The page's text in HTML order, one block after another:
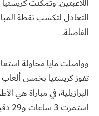
التعادل لتكسب نقطة
الفاصلة.
تفوز كريستيا بخمس ألعاب
البرازيلية، في مباراة هي
استمرت 3 ساعات و29 دقيقة.